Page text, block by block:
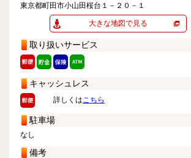
東京都町田市小山田桜台１－２０－１
大きな地図で見る
取り扱いサービス
キャッシュレス
詳しくはこちら
駐車場
なし
備考